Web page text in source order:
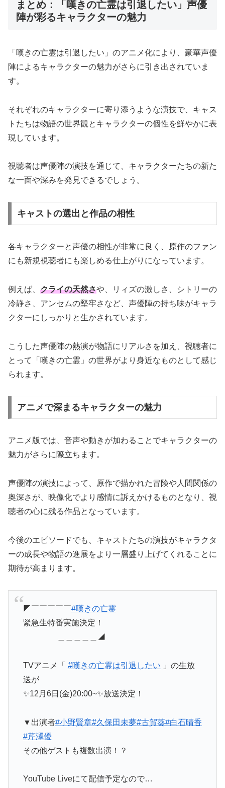
まとめ：「嘆きの亡霊は引退したい」声優
陣が彩るキャラクターの魅力
「嘆きの亡霊は引退したい」のアニメ化により、豪華声優
陣によるキャラクターの魅力がさらに引き出されていま
す。
それぞれのキャラクターに寄り添うような演技で、キャス
トたちは物語の世界観とキャラクターの個性を鮮やかに表
現しています。
視聴者は声優陣の演技を通じて、キャラクターたちの新た
な一面や深みを発見できるでしょう。
キャストの選出と作品の相性
各キャラクターと声優の相性が非常に良く、原作のファン
にも新規視聴者にも楽しめる仕上がりになっています。
例えば、 クライの天然さや、リィズの激しさ、シトリーの
冷静さ、アンセムの堅牢さなど、声優陣の持ち味がキャラ
クターにしっかりと生かされています。
こうした声優陣の熱演が物語にリアルさを加え、視聴者に
とって「嘆きの亡霊」の世界がより身近なものとして感じ
られます。
アニメで深まるキャラクターの魅力
アニメ版では、音声や動きが加わることでキャラクターの
魅力がさらに際立ちます。
声優陣の演技によって、原作で描かれた冒険や人間関係の
奥深さが、映像化でより感情に訴えかけるものとなり、視
聴者の心に残る作品となっています。
今後のエピソードでも、キャストたちの演技がキャラクタ
ーの成長や物語の進展をより一層盛り上げてくれることに
期待が高まります。
◤￣￣￣￣￣#嘆きの亡霊
緊急生特番実施決定！
＿＿＿＿＿◢
TVアニメ「 #嘆きの亡霊は引退したい 」の生放
送が
✨12月6日(金)20:00~✨放送決定！
▼出演者#小野賢章#久保田未夢#古賀葵#白石晴香
#芹澤優
その他ゲストも複数出演！？
YouTube Liveにて配信予定なので…